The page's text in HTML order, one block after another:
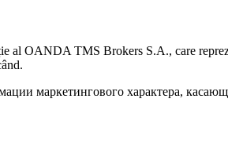
al OANDA TMS Brokers S.A., care
маркетингового характера,